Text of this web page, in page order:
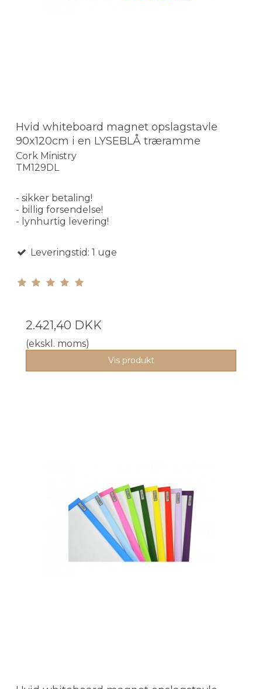
Hvid whiteboard magnet opslagstavle
90x120cm i en LYSEBLÅ træramme
Cork Ministry
TM129DL
- sikker betaling!
- billig forsendelse!
- lynhurtig levering!
Leveringstid: 1 uge
2.421,40 DKK
(ekskl. moms)
Vis produkt